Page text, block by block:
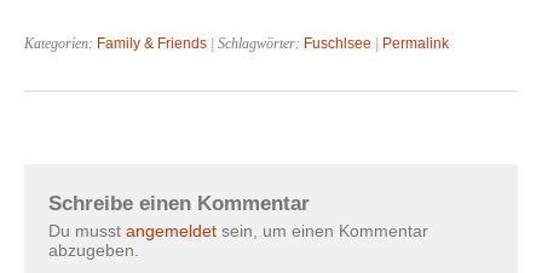
Kategorien: Family & Friends | Schlagwörter: Fuschlsee Permalink
Schreibe einen Kommentar
Du musst angemeldet sein, um einen Kommentar
abzugeben.